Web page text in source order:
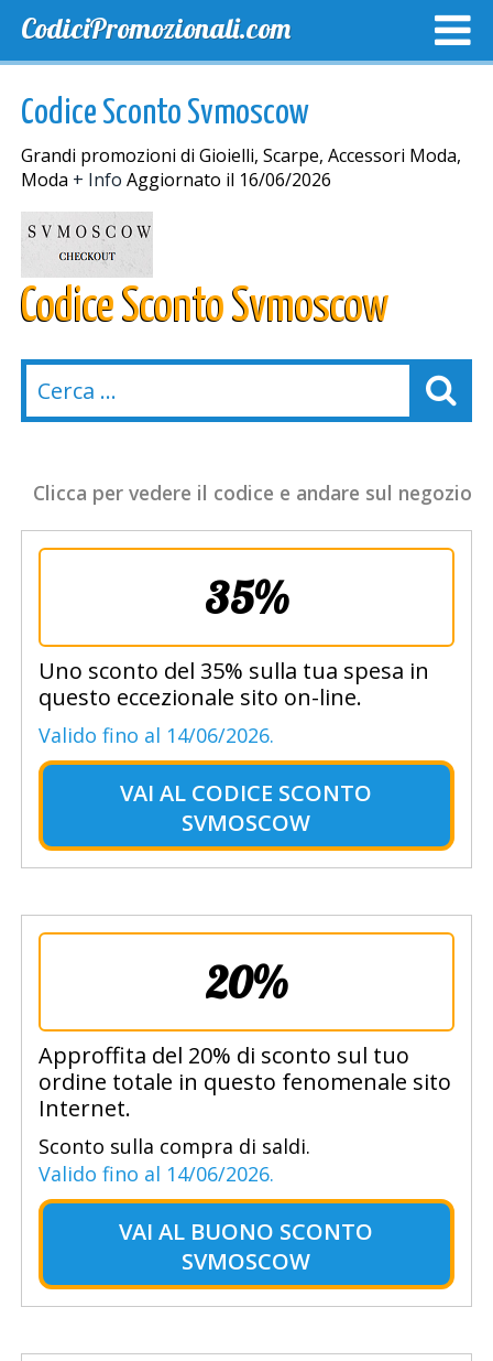
CodiciPromozionali.com
Codice Sconto Svmoscow
Grandi promozioni di Gioielli, Scarpe, Accessori Moda,
Moda + Info Aggiornato il 16/06/2026
Codice Sconto Svmoscow
Clicca per vedere il codice e andare sul negozio
35%
Uno sconto del 35% sulla tua spesa in
questo eccezionale sito on-line.
Valido fino al 14/06/2026.
VAI AL CODICE SCONTO
SVMOSCOW
20%
Approffita del 20% di sconto sul tuo
ordine totale in questo fenomenale sito
Internet.
Sconto sulla compra di saldi.
Valido fino al 14/06/2026.
VAI AL BUONO SCONTO
SVMOSCOW